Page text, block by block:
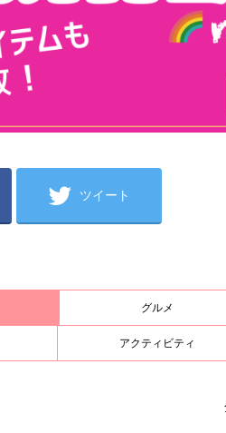
ツイート
グルメ
アクティビティ